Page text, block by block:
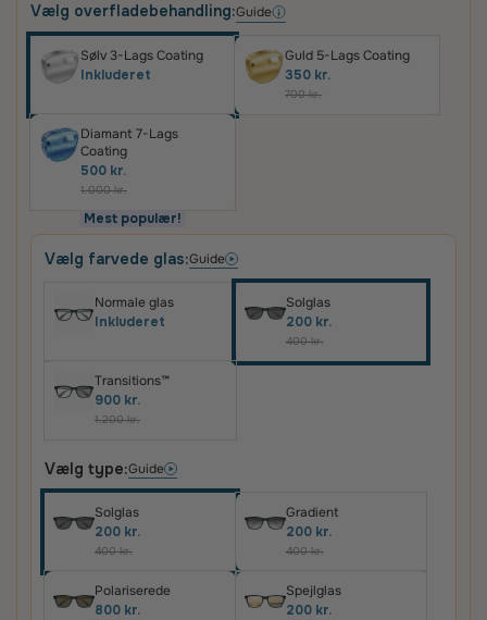
Vælg overfladebehandling:Guide
Sølv 3-Lags Coating
Inkluderet
Guld 5-Lags Coating
350 kr.
700 kr.
Diamant 7-Lags
Coating
500 kr.
1.000 kr.
Mest populær!
Vælg farvede glas:Guide
Normale glas
Inkluderet
Solglas
200 kr.
400 kr.
Transitions™
900 kr.
1.200 kr.
Vælg type:Guide
Solglas
200 kr.
400 kr.
Gradient
200 kr.
400 kr.
Polariserede
800 kr.
Spejlglas
200 kr.